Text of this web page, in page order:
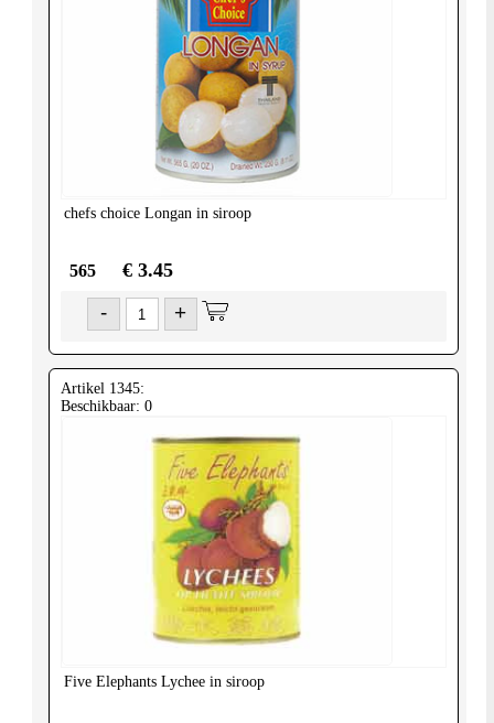
chefs choice Longan in siroop
565 € 3.45
- +
Artikel 1345:
Beschikbaar: 0
Five Elephants Lychee in siroop